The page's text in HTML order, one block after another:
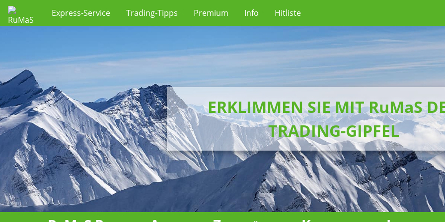
Express-Service Trading-Tipps Premium Info Hitliste
ERKLIMMEN SIE MIT RuMaS
TRADING-GIPFEL